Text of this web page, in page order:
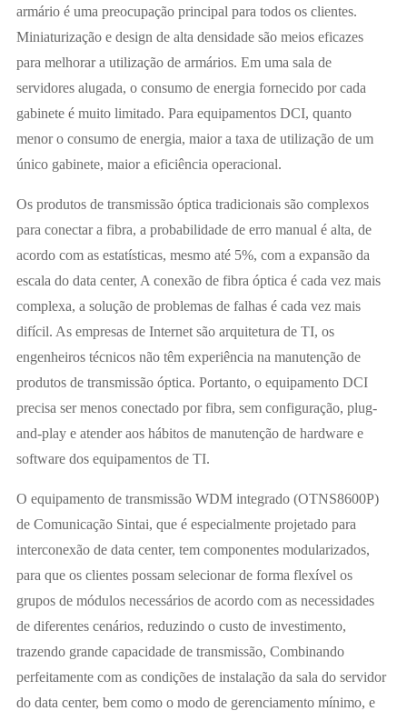
armário é uma preocupação principal para todos os clientes.
Miniaturização e design de alta densidade são meios eficazes
para melhorar a utilização de armários. Em uma sala de
servidores alugada, o consumo de energia fornecido por cada
gabinete é muito limitado. Para equipamentos DCI, quanto
menor o consumo de energia, maior a taxa de utilização de um
único gabinete, maior a eficiência operacional.
Os produtos de transmissão óptica tradicionais são complexos
para conectar a fibra, a probabilidade de erro manual é alta, de
acordo com as estatísticas, mesmo até 5%, com a expansão da
escala do data center, A conexão de fibra óptica é cada vez mais
complexa, a solução de problemas de falhas é cada vez mais
difícil. As empresas de Internet são arquitetura de TI, os
engenheiros técnicos não têm experiência na manutenção de
produtos de transmissão óptica. Portanto, o equipamento DCI
precisa ser menos conectado por fibra, sem configuração, plug-
and-play e atender aos hábitos de manutenção de hardware e
software dos equipamentos de TI.
O equipamento de transmissão WDM integrado (OTNS8600P)
de Comunicação Sintai, que é especialmente projetado para
interconexão de data center, tem componentes modularizados,
para que os clientes possam selecionar de forma flexível os
grupos de módulos necessários de acordo com as necessidades
de diferentes cenários, reduzindo o custo de investimento,
trazendo grande capacidade de transmissão, Combinando
perfeitamente com as condições de instalação da sala do servidor
do data center, bem como o modo de gerenciamento mínimo, e